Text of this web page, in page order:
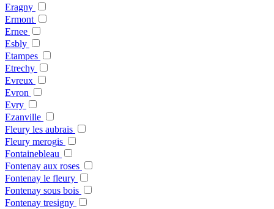
Eragny
Ermont
Ernee
Esbly
Etampes
Etrechy
Evreux
Evron
Evry
Ezanville
Fleury les aubrais
Fleury merogis
Fontainebleau
Fontenay aux roses
Fontenay le fleury
Fontenay sous bois
Fontenay tresigny